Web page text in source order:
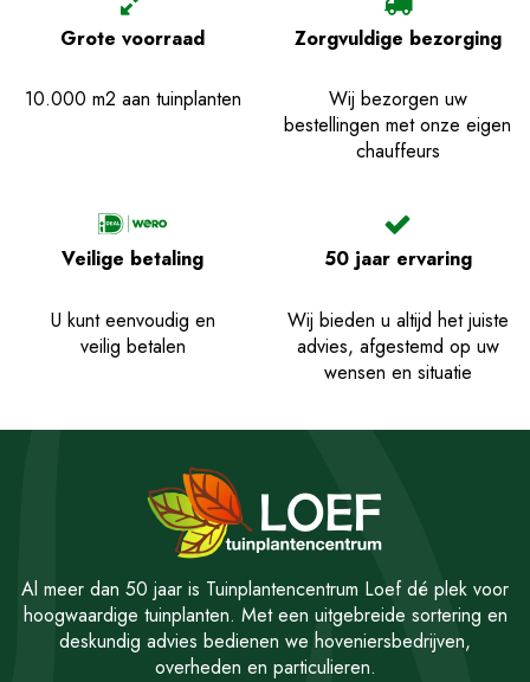
Grote voorraad
10.000 m2 aan tuinplanten
Zorgvuldige bezorging
Wij bezorgen uw
bestellingen met onze eigen
chauffeurs
Veilige betaling
U kunt eenvoudig en
veilig betalen
50 jaar ervaring
Wij bieden u altijd het juiste
advies, afgestemd op uw
wensen en situatie
Al meer dan 50 jaar is Tuinplantencentrum Loef dé plek voor
hoogwaardige tuinplanten. Met een uitgebreide sortering en
deskundig advies bedienen we hoveniersbedrijven,
overheden en particulieren.